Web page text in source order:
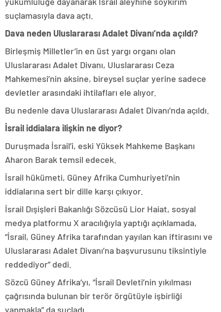
suçlamasıyla dava açtı.
Dava neden Uluslararası Adalet Divanı’nda açıldı?
Birleşmiş Milletler’in en üst yargı organı olan
Uluslararası Adalet Divanı, Uluslararası Ceza
Mahkemesi’nin aksine, bireysel suçlar yerine sadece
devletler arasındaki ihtilafları ele alıyor.
Bu nedenle dava Uluslararası Adalet Divanı’nda açıldı.
İsrail iddialara ilişkin ne diyor?
Duruşmada İsrail’i, eski Yüksek Mahkeme Başkanı
Aharon Barak temsil edecek.
İsrail hükümeti, Güney Afrika Cumhuriyeti’nin
iddialarına sert bir dille karşı çıkıyor.
İsrail Dışişleri Bakanlığı Sözcüsü Lior Haiat, sosyal
medya platformu X aracılığıyla yaptığı açıklamada,
“İsrail, Güney Afrika tarafından yayılan kan iftirasını ve
Uluslararası Adalet Divanı’na başvurusunu tiksintiyle
reddediyor” dedi.
Sözcü Güney Afrika‘yı, “İsrail Devleti’nin yıkılması
çağrısında bulunan bir terör örgütüyle işbirliği
yapmakla” da suçladı.